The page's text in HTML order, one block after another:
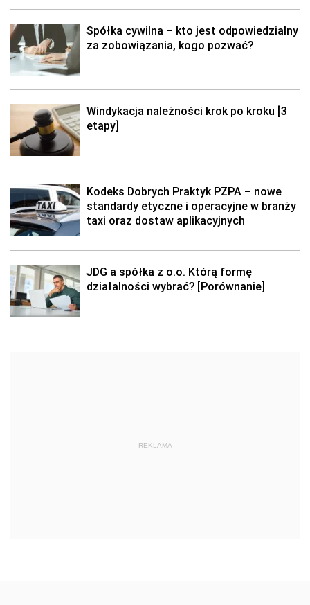
Spółka cywilna – kto jest odpowiedzialny
za zobowiązania, kogo pozwać?
Windykacja należności krok po kroku [3
etapy]
Kodeks Dobrych Praktyk PZPA – nowe
standardy etyczne i operacyjne w branży
taxi oraz dostaw aplikacyjnych
JDG a spółka z o.o. Którą formę
działalności wybrać? [Porównanie]
REKLAMA